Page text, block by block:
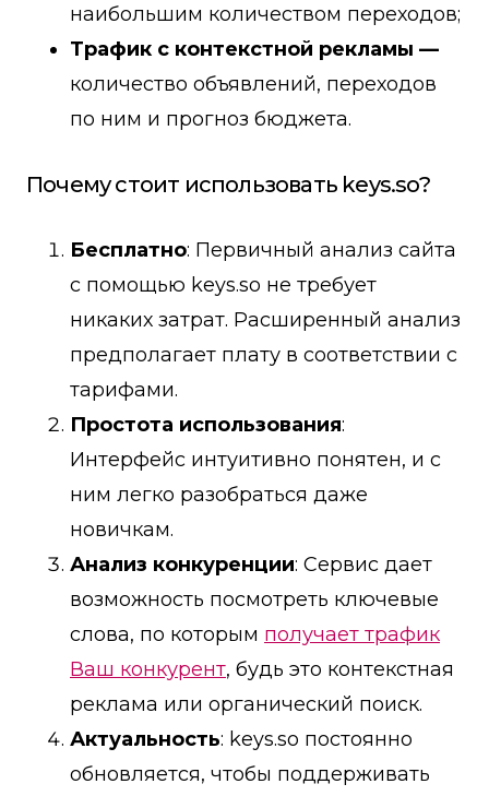
наибольшим количеством переходов;
Трафик с контекстной рекламы —
количество объявлений, переходов
по ним и прогноз бюджета.
Почему стоит использовать keys.so?
Бесплатно: Первичный анализ сайта
с помощью keys.so не требует
никаких затрат. Расширенный анализ
предполагает плату в соответствии с
тарифами.
Простота использования:
Интерфейс интуитивно понятен, и с
ним легко разобраться даже
новичкам.
Анализ конкуренции: Сервис дает
возможность посмотреть ключевые
слова, по которым получает трафик
Ваш конкурент, будь это контекстная
реклама или органический поиск.
Актуальность: keys.so постоянно
обновляется, чтобы поддерживать